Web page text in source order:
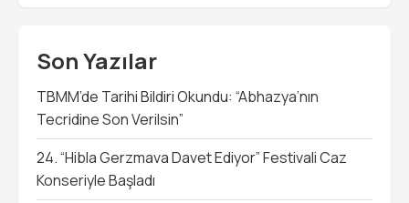
Son Yazılar
TBMM’de Tarihi Bildiri Okundu: “Abhazya’nın
Tecridine Son Verilsin”
24. “Hibla Gerzmava Davet Ediyor” Festivali Caz
Konseriyle Başladı